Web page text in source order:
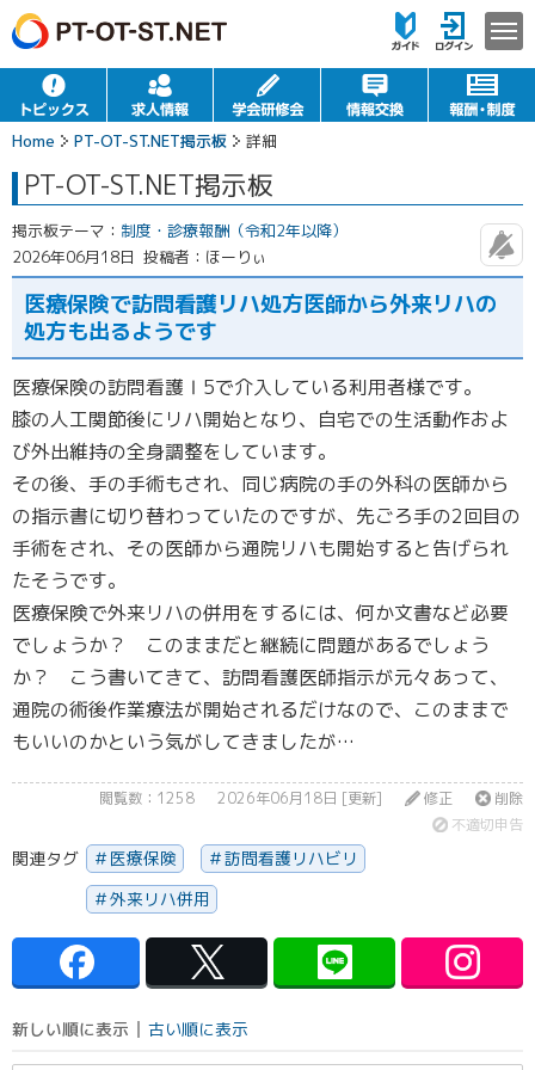
Home PT-OT-ST.NET掲示板 詳細
PT-OT-ST.NET掲示板
掲示板テーマ： 制度・診療報酬（令和2年以降）
2026年06月18日 投稿者：ほーりぃ
医療保険で訪問看護リハ処方医師から外来リハの
処方も出るようです
医療保険の訪問看護Ⅰ5で介入している利用者様です。
膝の人工関節後にリハ開始となり、自宅での生活動作およ
び外出維持の全身調整をしています。
その後、手の手術もされ、同じ病院の手の外科の医師から
の指示書に切り替わっていたのですが、先ごろ手の2回目の
手術をされ、その医師から通院リハも開始すると告げられ
たそうです。
医療保険で外来リハの併用をするには、何か文書など必要
でしょうか？ このままだと継続に問題があるでしょう
か？ こう書いてきて、訪問看護医師指示が元々あって、
通院の術後作業療法が開始されるだけなので、このままで
もいいのかという気がしてきましたが…
閲覧数：1258 2026年06月18日 [更新] 修正
削除
不適切申告
関連タグ 医療保険
訪問看護リハビリ
外来リハ併用
新しい順に表示 古い順に表示